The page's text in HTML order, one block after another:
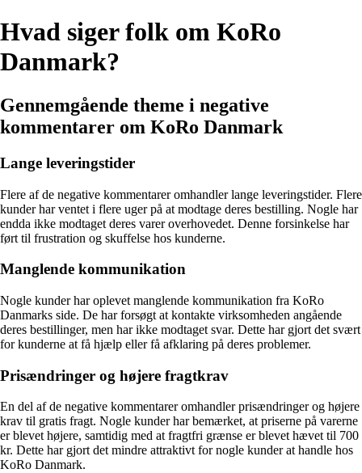
Hvad siger folk om KoRo
Danmark?
Gennemgående theme i negative
kommentarer om KoRo Danmark
Lange leveringstider
Flere af de negative kommentarer omhandler lange leveringstider. Flere
kunder har ventet i flere uger på at modtage deres bestilling. Nogle har
endda ikke modtaget deres varer overhovedet. Denne forsinkelse har
ført til frustration og skuffelse hos kunderne.
Manglende kommunikation
Nogle kunder har oplevet manglende kommunikation fra KoRo
Danmarks side. De har forsøgt at kontakte virksomheden angående
deres bestillinger, men har ikke modtaget svar. Dette har gjort det svært
for kunderne at få hjælp eller få afklaring på deres problemer.
Prisændringer og højere fragtkrav
En del af de negative kommentarer omhandler prisændringer og højere
krav til gratis fragt. Nogle kunder har bemærket, at priserne på varerne
er blevet højere, samtidig med at fragtfri grænse er blevet hævet til 700
kr. Dette har gjort det mindre attraktivt for nogle kunder at handle hos
KoRo Danmark.